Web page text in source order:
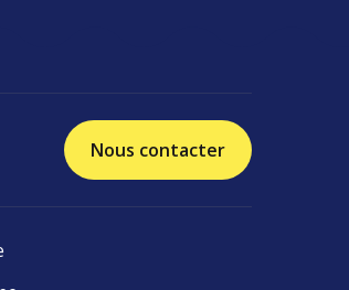
Nous contacter